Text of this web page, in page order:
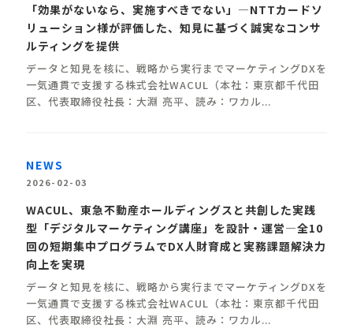
「効果がないなら、実施すべきでない」—NTTカードソ
リューション様が評価した、知見に基づく誠実なコンサ
ルティングを提供
データと知⾒を核に、戦略から実⾏までマーケティングDXを
⼀気通貫で⽀援する株式会社WACUL（本社：東京都千代⽥
区、代表取締役社⻑：⼤淵 亮平、読み：ワカル...
NEWS
2026-02-03
WACUL、東急不動産ホールディングスと共創した実践
型「デジタルマーケティング講座」を設計・運営―全10
回の短期集中プログラムでDX人財育成と実務課題解決力
向上を実現
データと知⾒を核に、戦略から実⾏までマーケティングDXを
⼀気通貫で⽀援する株式会社WACUL（本社：東京都千代⽥
区、代表取締役社⻑：⼤淵 亮平、読み：ワカル...